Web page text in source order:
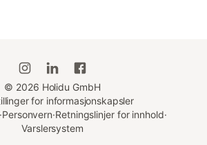
© 2026 Holidu GmbH
for informasjonskapsler
·Personvern·Retningslinjer for innhold·
Varslersystem